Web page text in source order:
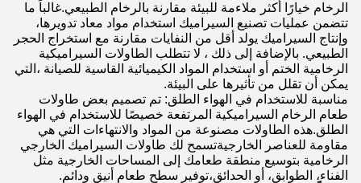
الرخام خيارًا أكثر ملاءمة للبيئة مقارنة بالرخام الطبيعي.غالباً ما
تتضمن عمليات تصنيع السيراميك استخدام مواد معاد تدويرها،
وإنتاج السيراميك يولد أقل من النفايات مقارنة مع استخراج الحجر
الطبيعي. بالإضافة إلى ذلك ، لا تتطلب الطاولات السيراميكية
الرخامية الختم أو استخدام المواد الكيميائية القاسية للصيانة ،التي
يمكن أن تقلل من تأثيرها على البيئة.
مناسبة للاستخدام في الهواء الطلق: تم تصميم بعض طاولات
طعام الرخام السيراميكية المرتفعة خصيصًا للاستخدام في الهواء
الطلق.هذه الطاولات مصنوعة من المواد والانتهاءات التي هي
مقاومة للعناصر الخارجيةتسمح لك طاولات السيراميك الخارجي
الرخامية بتوسيع منطقة طعامك إلى المساحات الخارجية مثل
الفناء، الطوابق، أو الحدائق،توفير سطح طعام أنيق ودائم.